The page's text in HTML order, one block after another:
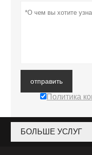
отправить
Политика
БОЛЬШЕ УСЛУГ